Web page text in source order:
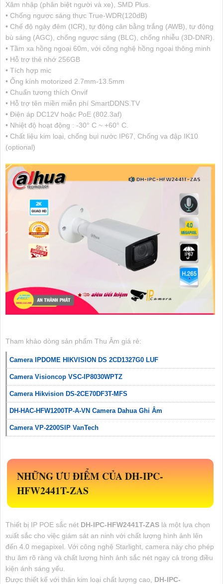
Xâm nhập (phân biệt người và xe), SMD Plus.
• Chống ngược sáng thực True-WDR(120dB)
• Chế độ ngày đêm (ICR), tự động cân bằng trắng (AWB), tự động
bù sáng (AGC), chống ngược sáng (BLC), chống nhiễu (3D-DNR).
• Tầm xa hồng ngoại 60m, với công nghệ hồng ngoại thông minh
• Hỗ trợ thẻ nhớ 256GB
• Tích hợp mic
• Ống kính motorized 2.7mm-13.5mm
• Chuẩn tương thích Onvif
• Hỗ trợ tên miền miễn phí SmartDDNS.TV
• Điện áp DC12V hoặc PoE (802.3af)
• Nhiệt độ hoạt động : -30° C ~ +60° C.
• Chất liệu kim loại, chống bụi nước IP67, Chống va đập IK10
(optional)
Tham khảo dòng sản phẩm Thu Âm giá rẻ:
Camera IPDOME HIKVISION DS 2CD1327G0 LUF
Camera Visioncop VSC-IP8030WPTZ
Camera Hikvision DS-2CE70DF3T-MFS
DH-HAC-HFW1200TP-A-VN Camera Dahua Ghi Âm
Camera VP-2200SIP VanTech
NHỮNG ƯU ĐIỂM CỦADH-IPC-
HFW2441T-ZAS
Thiết bị IP POE sắc nét DH-IPC-HFW2441T-ZAS là một lựa chọn
xuất sắc cho việc giám sát an ninh với chất lượng hình ảnh lên
đến 4.0 megapixel. Với công nghệ Starlight, camera này cho phép
thu âm rõ ràng và chất lượng hình ảnh sắc nét ngay cả trong điều
kiện ánh sáng yếu.
Được thiết kế với thân kim loại chất lượng cao, DH-IPC-